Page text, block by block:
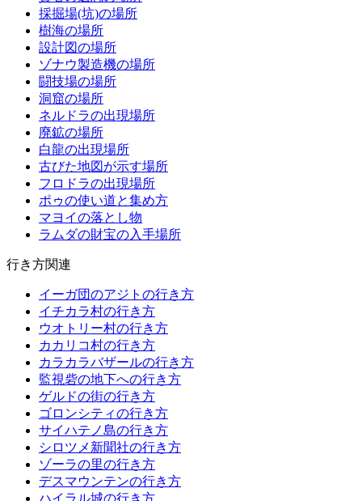
採掘場(坑)の場所
樹海の場所
設計図の場所
ゾナウ製造機の場所
闘技場の場所
洞窟の場所
ネルドラの出現場所
廃鉱の場所
白龍の出現場所
古びた地図が示す場所
フロドラの出現場所
ポゥの使い道と集め方
マヨイの落とし物
ラムダの財宝の入手場所
行き方関連
イーガ団のアジトの行き方
イチカラ村の行き方
ウオトリー村の行き方
カカリコ村の行き方
カラカラバザールの行き方
監視砦の地下への行き方
ゲルドの街の行き方
ゴロンシティの行き方
サイハテノ島の行き方
シロツメ新聞社の行き方
ゾーラの里の行き方
デスマウンテンの行き方
ハイラル城の行き方